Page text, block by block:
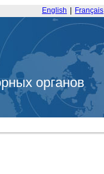
English Français
органов